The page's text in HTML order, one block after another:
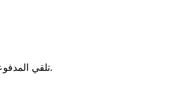
أنشئ الفواتير دون عناء باستخدام أداة إنشاء الفواتير المجانية عبر الإنترنت. تواصل مع العملاء في جميع أنحاء العالم - يجعل Xe تلقي المدفوعات الدولية أسهل وأقل تكلفة.